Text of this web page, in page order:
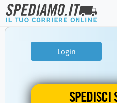
Login
SPEDISCI